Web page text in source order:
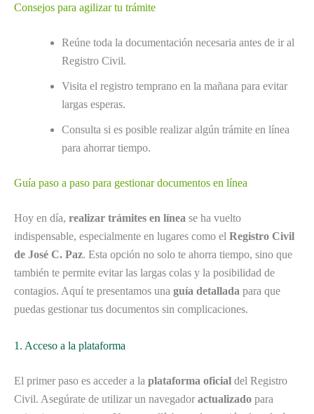
Consejos para agilizar tu trámite
Reúne toda la documentación necesaria antes de ir al
Registro Civil.
Visita el registro temprano en la mañana para evitar
largas esperas.
Consulta si es posible realizar algún trámite en línea
para ahorrar tiempo.
Guía paso a paso para gestionar documentos en línea
Hoy en día, realizar trámites en línea se ha vuelto
indispensable, especialmente en lugares como el Registro Civil
de José C. Paz. Esta opción no solo te ahorra tiempo, sino que
también te permite evitar las largas colas y la posibilidad de
contagios. Aquí te presentamos una guía detallada para que
puedas gestionar tus documentos sin complicaciones.
1. Acceso a la plataforma
El primer paso es acceder a la plataforma oficial del Registro
Civil. Asegúrate de utilizar un navegador actualizado para